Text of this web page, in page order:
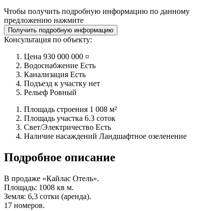
Чтобы получить подробную информацию по данному
предложению нажмите
Получить подробную информацию
Консультация по объекту:
Цена 930 000 000 ¤
Водоснабжение Есть
Канализация Есть
Подъезд к участку нет
Рельеф Ровный
Площадь строения 1 008 м²
Площадь участка 6.3 соток
Свет/Электричество Есть
Наличие насаждений Ландшафтное озеленение
Подробное описание
В продаже «Кайлас Отель».
Площадь: 1008 кв м.
Земля: 6,3 сотки (аренда).
17 номеров.